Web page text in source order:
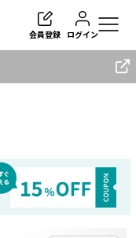
会員登録 ログイン